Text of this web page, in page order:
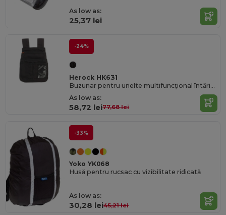
As low as:
25,37 lei
-24%
Herock HK631
Buzunar pentru unelte multifuncțional întărit cu Cordura, cu curele pentru centură
As low as:
58,72 lei77,68 lei
-33%
Yoko YK068
Husă pentru rucsac cu vizibilitate ridicată
As low as:
30,28 lei45,21 lei